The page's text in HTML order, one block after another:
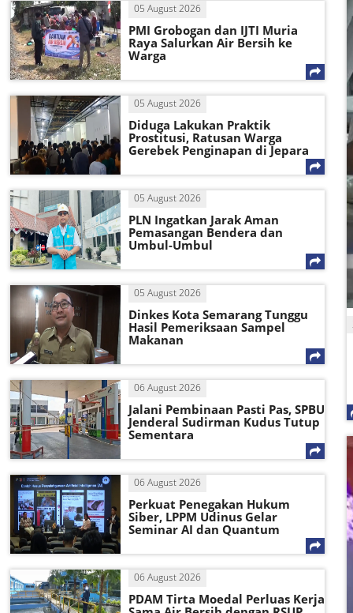
05 August 2026
PMI Grobogan dan IJTI Muria
Raya Salurkan Air Bersih ke
Warga
05 August 2026
Diduga Lakukan Praktik
Prostitusi, Ratusan Warga
Gerebek Penginapan di Jepara
05 August 2026
PLN Ingatkan Jarak Aman
Pemasangan Bendera dan
Umbul-Umbul
05 August 2026
Dinkes Kota Semarang Tunggu
Hasil Pemeriksaan Sampel
Makanan
06 August 2026
Jalani Pembinaan Pasti Pas, SPBU
Jenderal Sudirman Kudus Tutup
Sementara
06 August 2026
Perkuat Penegakan Hukum
Siber, LPPM Udinus Gelar
Seminar AI dan Quantum
06 August 2026
PDAM Tirta Moedal Perluas Kerja